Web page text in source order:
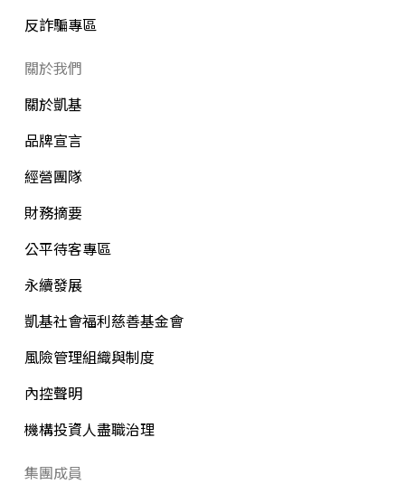
反詐騙專區
關於我們
關於凱基
品牌宣言
經營團隊
財務摘要
公平待客專區
永續發展
凱基社會福利慈善基金會
風險管理組織與制度
內控聲明
機構投資人盡職治理
集團成員